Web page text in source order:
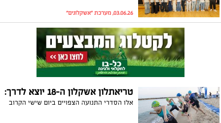
03.06.26, מערכת "אשקלונים"
טריאתלון אשקלון ה-18 יוצא לדרך:
אלו הסדרי התנועה הצפויים ביום שישי הקרוב